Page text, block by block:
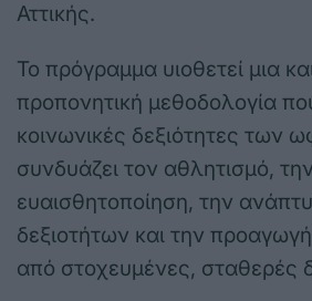
Αττικής.
Το πρόγραμμα υιοθετεί μια
προπονητική μεθοδολογία
κοινωνικές δεξιότητες των
συνδυάζει τον αθλητισμό,
ευαισθητοποίηση, την
δεξιοτήτων και την
από στοχευμένες, σταθερές